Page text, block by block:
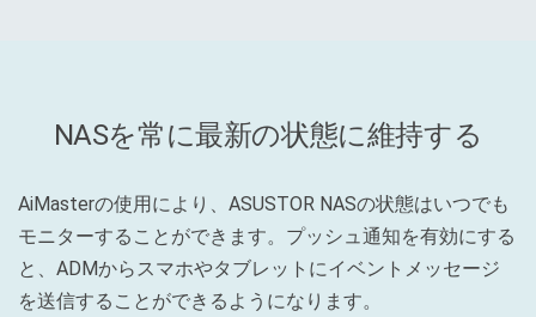
NASを常に最新の状態に維持する
AiMasterの使用により、ASUSTOR NASの状態はいつでも
モニターすることができます。プッシュ通知を有効にする
と、ADMからスマホやタブレットにイベントメッセージ
を送信することができるようになります。